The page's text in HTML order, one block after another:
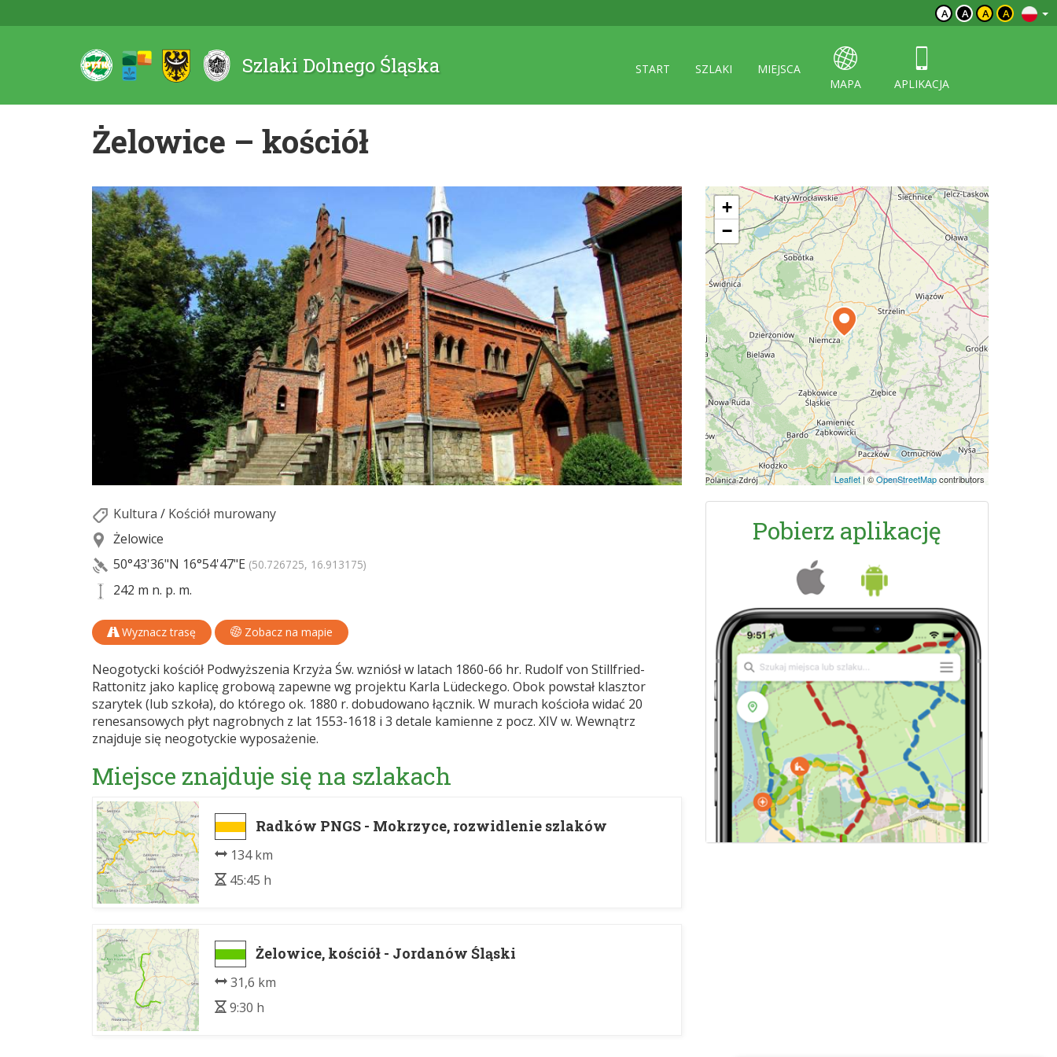
A A A A
Szlaki Dolnego Śląska START SZLAKI
MIEJSCA
MAPA
APLIKACJA
Żelowice – kościół
Kultura / Kościół murowany
Żelowice
50°43'36"N 16°54'47"E (50.726725, 16.913175)
242 m n. p. m.
Wyznacz trasę Zobacz na mapie
Neogotycki kościół Podwyższenia Krzyża Św. wzniósł w latach 1860-66 hr. Rudolf von Stillfried-
Rattonitz jako kaplicę grobową zapewne wg projektu Karla Lüdeckego. Obok powstał klasztor
szarytek (lub szkoła), do którego ok. 1880 r. dobudowano łącznik. W murach kościoła widać 20
renesansowych płyt nagrobnych z lat 1553-1618 i 3 detale kamienne z pocz. XIV w. Wewnątrz
znajduje się neogotyckie wyposażenie.
Miejsce znajduje się na szlakach
Radków PNGS - Mokrzyce, rozwidlenie szlaków
134 km
45:45 h
Żelowice, kościół - Jordanów Śląski
31,6 km
9:30 h
+
−
Leaflet |©OpenStreetMapcontributors
Pobierz aplikację